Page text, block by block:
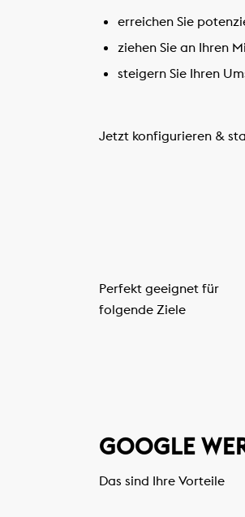
erreichen Sie
ziehen Sie an Ihren
steigern Sie Ihren
Jetzt konfigurieren &
Perfekt geeignet für
folgende Ziele
GOOGLE
Das sind Ihre Vorteile